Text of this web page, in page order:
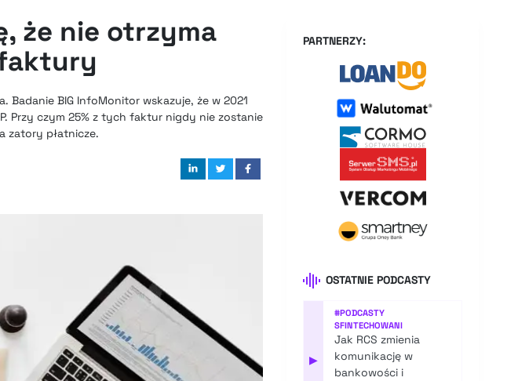
że nie otrzyma
BIG InfoMonitor wskazuje, że w 2021
Przy czym 25% z tych faktur nigdy nie zostanie
zatory płatnicze.
PARTNERZY:
OSTATNIE PODCASTY
▶
#PODCASTY
SFINTECHOWANI
Jak RCS zmienia
komunikację w
bankowości i